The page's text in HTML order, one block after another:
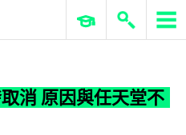
ERP 與商業 AI
消 原因與任天堂不